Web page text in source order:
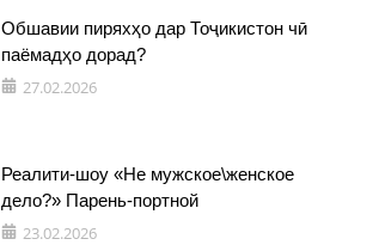
Обшавии пиряхҳо дар Тоҷикистон чӣ
паёмадҳо дорад?
27.02.2026
Реалити-шоу «Не мужское\женское
дело?» Парень-портной
23.02.2026